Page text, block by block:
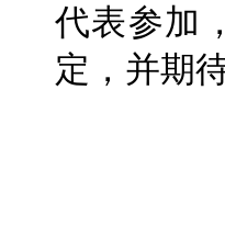
代表参加
定，并期